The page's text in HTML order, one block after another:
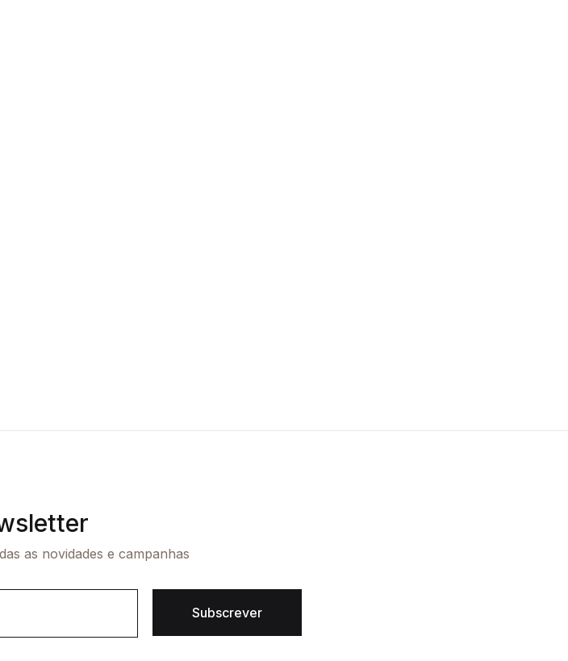
as novidades e campanhas
Subscrever